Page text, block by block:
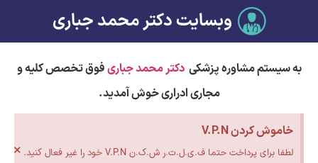
وبسایت دکتر محمد جباری
به سیستم مشاوره پزشکیدکتر محمد جباریفوق تخصص کلیه و
مجاری ادراری خوش آمدید.
خاموش کردن V.P.N
لطفا برای پرداخت حتما ف.ی.ل.ت.ر ش.ک.ن V.P.N خود را غیر فعال کنید. ×